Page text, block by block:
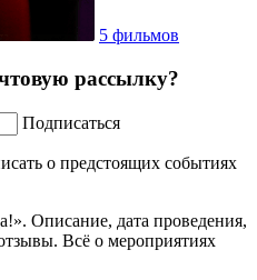
5 фильмов
рассылку?
Подписаться
о предстоящих событиях
Описание, дата проведения,
Всё о мероприятиях